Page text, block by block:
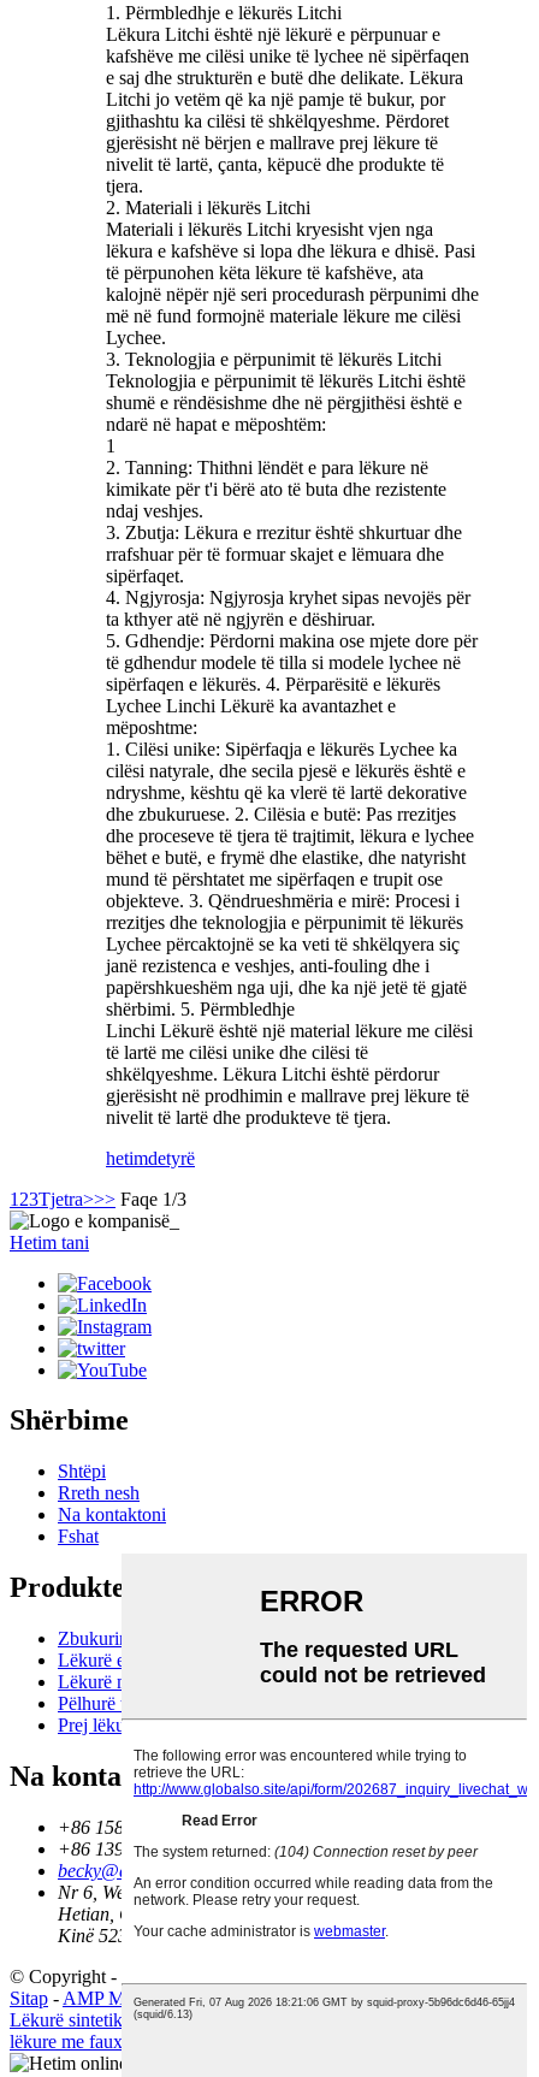
1. Përmbledhje e lëkurës Litchi
Lëkura Litchi është një lëkurë e përpunuar e
kafshëve me cilësi unike të lychee në sipërfaqen
e saj dhe strukturën e butë dhe delikate. Lëkura
Litchi jo vetëm që ka një pamje të bukur, por
gjithashtu ka cilësi të shkëlqyeshme. Përdoret
gjerësisht në bërjen e mallrave prej lëkure të
nivelit të lartë, çanta, këpucë dhe produkte të
tjera.
2. Materiali i lëkurës Litchi
Materiali i lëkurës Litchi kryesisht vjen nga
lëkura e kafshëve si lopa dhe lëkura e dhisë. Pasi
të përpunohen këta lëkure të kafshëve, ata
kalojnë nëpër një seri procedurash përpunimi dhe
më në fund formojnë materiale lëkure me cilësi
Lychee.
3. Teknologjia e përpunimit të lëkurës Litchi
Teknologjia e përpunimit të lëkurës Litchi është
shumë e rëndësishme dhe në përgjithësi është e
ndarë në hapat e mëposhtëm:
1
2. Tanning: Thithni lëndët e para lëkure në
kimikate për t'i bërë ato të buta dhe rezistente
ndaj veshjes.
3. Zbutja: Lëkura e rrezitur është shkurtuar dhe
rrafshuar për të formuar skajet e lëmuara dhe
sipërfaqet.
4. Ngjyrosja: Ngjyrosja kryhet sipas nevojës për
ta kthyer atë në ngjyrën e dëshiruar.
5. Gdhendje: Përdorni makina ose mjete dore për
të gdhendur modele të tilla si modele lychee në
sipërfaqen e lëkurës. 4. Përparësitë e lëkurës
Lychee Linchi Lëkurë ka avantazhet e
mëposhtme:
1. Cilësi unike: Sipërfaqja e lëkurës Lychee ka
cilësi natyrale, dhe secila pjesë e lëkurës është e
ndryshme, kështu që ka vlerë të lartë dekorative
dhe zbukuruese. 2. Cilësia e butë: Pas rrezitjes
dhe proceseve të tjera të trajtimit, lëkura e lychee
bëhet e butë, e frymë dhe elastike, dhe natyrisht
mund të përshtatet me sipërfaqen e trupit ose
objekteve. 3. Qëndrueshmëria e mirë: Procesi i
rrezitjes dhe teknologjia e përpunimit të lëkurës
Lychee përcaktojnë se ka veti të shkëlqyera siç
janë rezistenca e veshjes, anti-fouling dhe i
papërshkueshëm nga uji, dhe ka një jetë të gjatë
shërbimi. 5. Përmbledhje
Linchi Lëkurë është një material lëkure me cilësi
të lartë me cilësi unike dhe cilësi të
shkëlqyeshme. Lëkura Litchi është përdorur
gjerësisht në prodhimin e mallrave prej lëkure të
nivelit të lartë dhe produkteve të tjera.
hetimdetyrë
1 23Tjetra>>> Faqe 1/3
Hetim tani
Shërbime
Shtëpi
Rreth nesh
Na kontaktoni
Fshat
Produkte
Zbukurim me shkëlqim
Lëkurë e pusit
Lëkurë mikrofiber
Pëlhurë tapë
Prej lëkure PVC
Na kontaktoni
+86 15818267721
+86 13925573057
becky@qiansin.com
Nr 6, West Second Lane, Daxian Tang, Dongtou, Komuniteti
Hetian, Qyteti Houjie, Provinca Guangdong Dongguan City,
Kinë 523960
© Copyright - 2010-2024: Të gjitha të drejtat e rezervuara.
Sitap - AMP Mobile
Lëkurë sintetike ,Pëlhurë tapë
lëkure me faux